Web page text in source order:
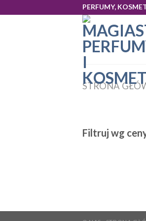
to
PERFUMY,
STRONA
Filtruj wg